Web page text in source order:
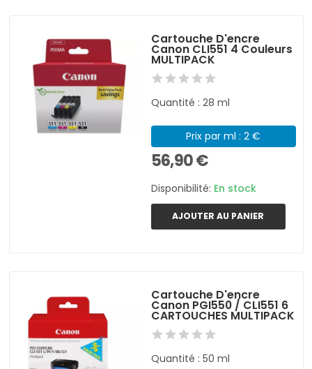
Cartouche D'encre
Canon CLI551 4 Couleurs
MULTIPACK
Quantité : 28 ml
Prix par ml : 2 €
56,90 €
Disponibilité: En stock
AJOUTER AU PANIER
Cartouche D'encre
Canon PGI550 / CLI551 6
CARTOUCHES MULTIPACK
Quantité : 50 ml